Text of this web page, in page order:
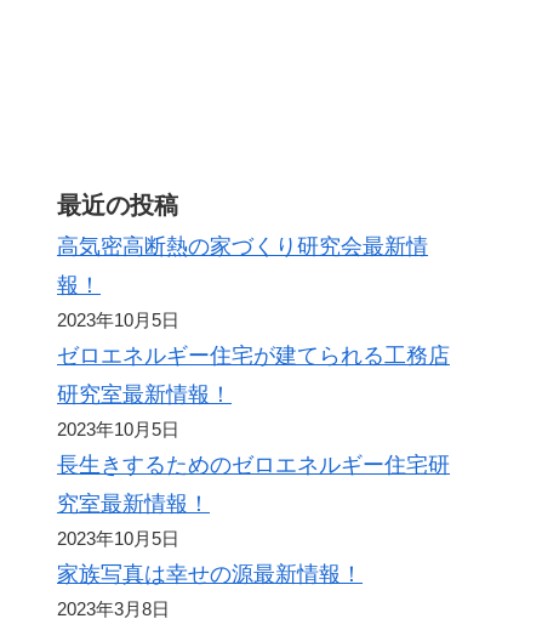
最近の投稿
高気密高断熱の家づくり研究会最新情
報！
2023年10月5日
ゼロエネルギー住宅が建てられる工務店
研究室最新情報！
2023年10月5日
長生きするためのゼロエネルギー住宅研
究室最新情報！
2023年10月5日
家族写真は幸せの源最新情報！
2023年3月8日